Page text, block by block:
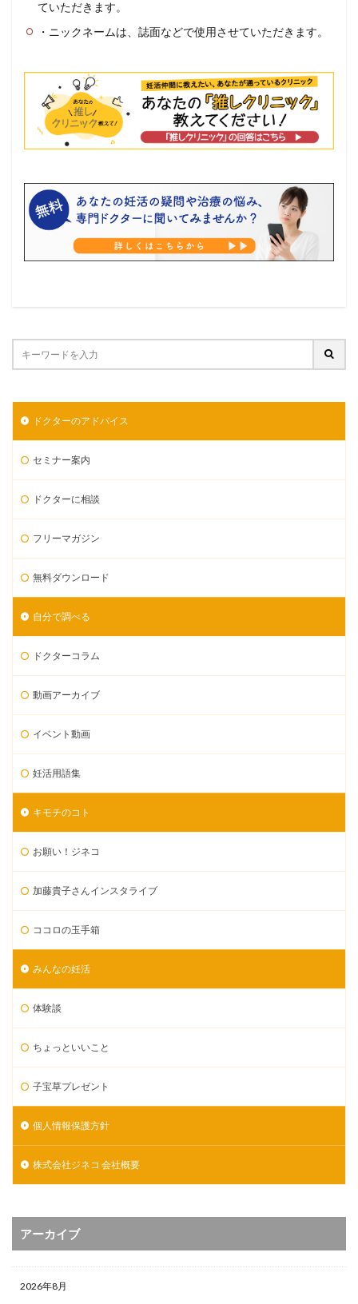
ていただきます。
・ニックネームは、誌面などで使用させていただきます。
ドクターのアドバイス
セミナー案内
ドクターに相談
フリーマガジン
無料ダウンロード
自分で調べる
ドクターコラム
動画アーカイブ
イベント動画
妊活用語集
キモチのコト
お願い！ジネコ
加藤貴子さんインスタライブ
ココロの玉手箱
みんなの妊活
体験談
ちょっといいこと
子宝草プレゼント
個人情報保護方針
株式会社ジネコ 会社概要
アーカイブ
2026年8月